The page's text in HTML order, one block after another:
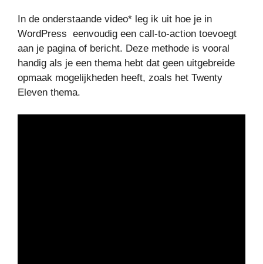
In de onderstaande video* leg ik uit hoe je in
WordPress eenvoudig een call-to-action toevoegt
aan je pagina of bericht. Deze methode is vooral
handig als je een thema hebt dat geen uitgebreide
opmaak mogelijkheden heeft, zoals het Twenty
Eleven thema.